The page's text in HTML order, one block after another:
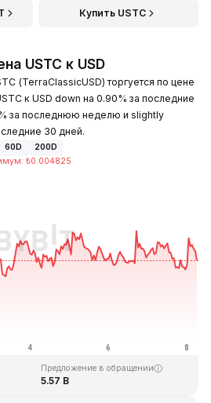
Купить USTC
USTC к USD
(TerraClassicUSD) торгуется по цене
к USD down на 0.90% за последние
за последнюю неделю и slightly
30 дней.
60D
200D
: ₺0.004825
2026-08-08
Предложение в обращении
5.57 B